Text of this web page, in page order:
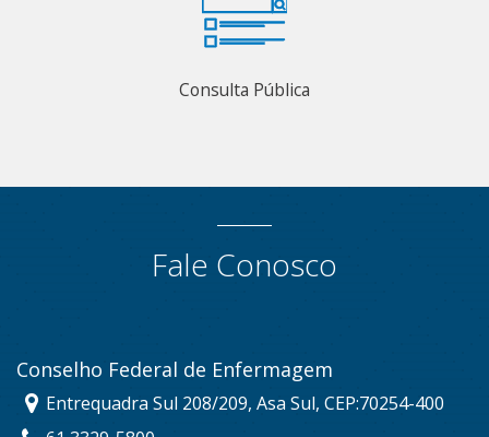
Consulta Pública
Fale Conosco
Conselho Federal de Enfermagem
Entrequadra Sul 208/209, Asa Sul, CEP:70254-400